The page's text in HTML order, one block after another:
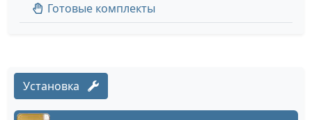
Готовые комплекты
Установка